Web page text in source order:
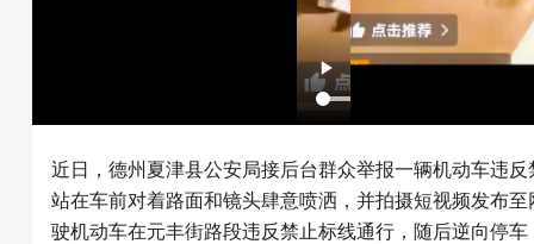
近日，德州夏津县公安局接后台群众举报一辆机动车违
站在车前对着路面和镜头肆意喷洒，并拍摄短视频发布
驶机动车在元丰街路段违反禁止标线通行，随后逆向停